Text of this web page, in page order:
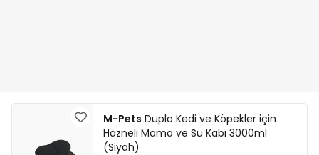
M-Pets Duplo Kedi ve Köpekler için
Hazneli Mama ve Su Kabı 3000ml
(Siyah)